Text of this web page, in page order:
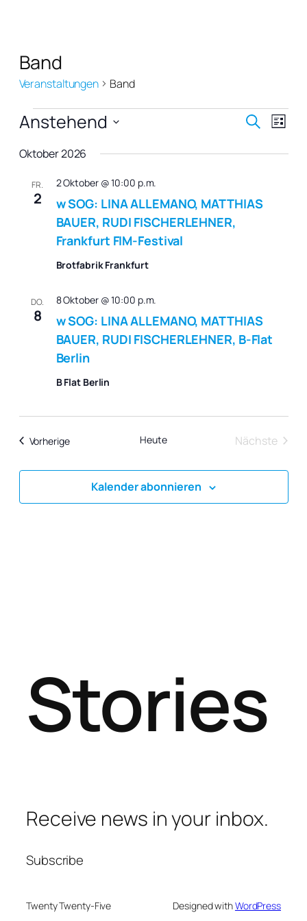
Band
Veranstaltungen Band
Veranstaltungen SucheListe
Anstehend
wählen.
Oktober 2026
FR.
2
w SOG: LINA ALLEMANO, MATTHIAS
BAUER, RUDI FISCHERLEHNER,
Frankfurt FIM-Festival
2 Oktober @ 10:00 p.m.
Brotfabrik Frankfurt
DO.
8
w SOG: LINA ALLEMANO, MATTHIAS
BAUER, RUDI FISCHERLEHNER, B-Flat
Berlin
8 Oktober @ 10:00 p.m.
B Flat Berlin
VorherigeVeranstaltungenHeute
Nächste
Kalender abonnieren
Stories
Receive news in your inbox.
Subscribe
Twenty Twenty-Five Designed withWordPress